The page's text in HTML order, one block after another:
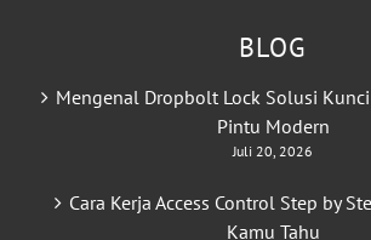
BLOG
Mengenal Dropbolt Lock Solusi
Pintu Modern
Juli 20, 2026
Cara Kerja Access Control Step by
Kamu Tahu